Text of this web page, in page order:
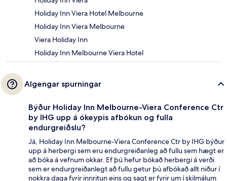
Holiday Inn Viera Hotel Melbourne
Holiday Inn Viera Melbourne
Viera Holiday Inn
Holiday Inn Melbourne Viera Hotel
Algengar spurningar
Býður Holiday Inn Melbourne-Viera Conference Ctr
by IHG upp á ókeypis afbókun og fulla
endurgreiðslu?
Já, Holiday Inn Melbourne-Viera Conference Ctr by IHG býður
upp á herbergi sem eru endurgreiðanleg að fullu sem hægt er
að bóka á vefnum okkar. Ef þú hefur bókað herbergi á verði
sem er endurgreiðanlegt að fullu getur þú afbókað allt niður í
nokkra daga fyrir innritun eins og sagt er fyrir um í skilmálum